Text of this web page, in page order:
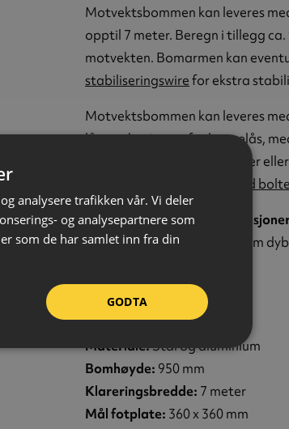
Motvektsbommen kan leveres
opptil 7 meter. Beregn i tillegg
motvekten. Bomarmen kan
stabiliseringswirefor ekstra
Motvektsbommen kan leveres
låsemekanismer: for hengelås,
sylinderlås. Monteringsbolter
nedstøpingsfundament med
Anbefalte
550 x 550 mm bredde, 900 mm
Refleksklasse:
Klasse 1
Låsemekanisme:Trekantlås
Materiale:Stål og aluminium
Bomhøyde: 950 mm
Klareringsbredde: 7 meter
Mål fotplate: 360 x 360 mm
analysere trafikken vår. Vi deler
og analysepartnere som
som de har samlet inn fra din
GODTA